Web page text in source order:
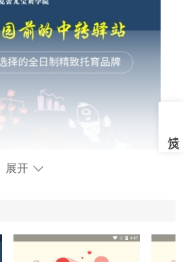
展开